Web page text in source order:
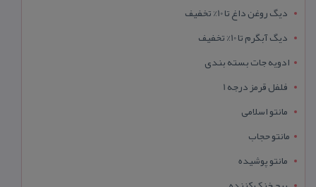
دیگ روغن داغ تا 10% تخفیف
دیگ آبگرم تا 10% تخفیف
ادویه جات بسته بندی
فلفل قرمز درجه 1
مانتو اسلامی
مانتو حجاب
مانتو پوشیده